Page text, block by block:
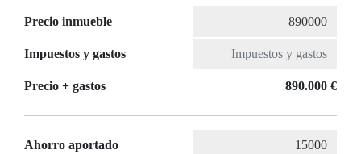
Precio inmueble
Impuestos y gastos
Precio + gastos 890.000 €
Ahorro aportado